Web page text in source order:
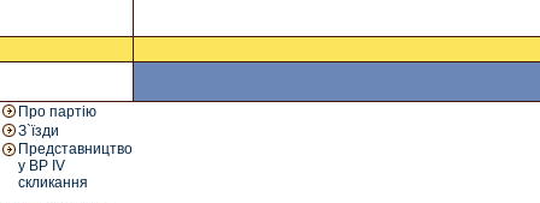
Про партію
З`їзди
Представництво
у ВР IV
скликання